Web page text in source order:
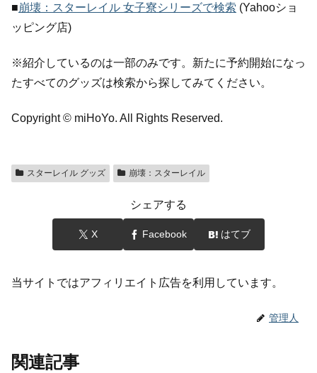
■崩壊：スターレイル 女子寮シリーズで検索 (Yahooショ
ッピング店)
※紹介しているのは一部のみです。新たに予約開始になっ
たすべてのグッズは検索から探してみてください。
Copyright © miHoYo. All Rights Reserved.
スターレイル グッズ 崩壊：スターレイル
シェアする
X Facebook はてブ
当サイトではアフィリエイト広告を利用しています。
管理人
関連記事